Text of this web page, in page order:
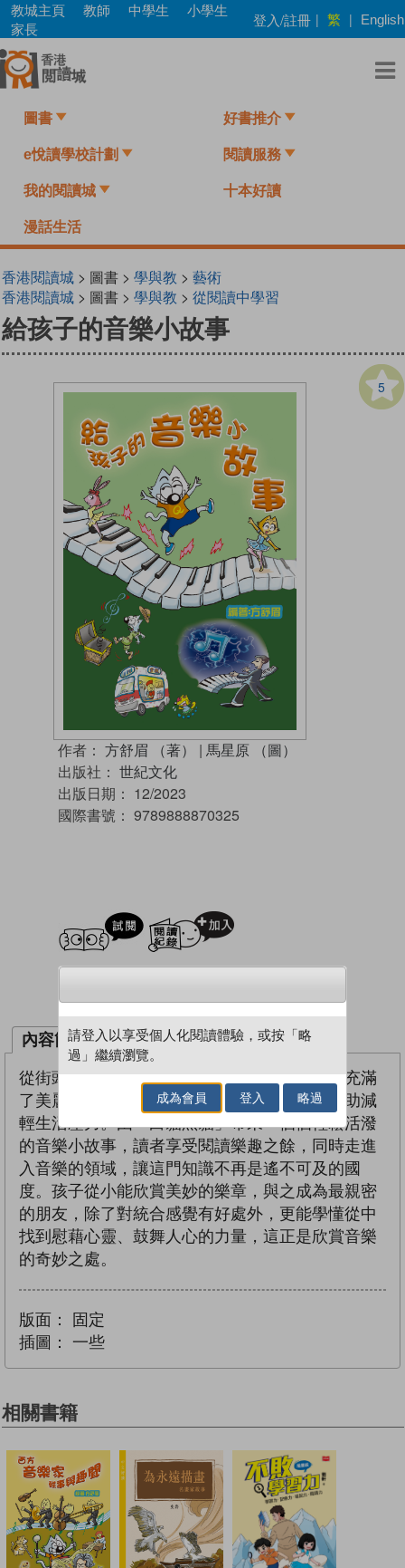
Skip
main
content
教城主頁 教師 中學生
小學生
家長
登入/註冊 | 繁 | English
圖書 好書推介
e悅讀學校計劃 閱讀服務
我的閱讀城 十本好讀
漫話生活
香港閱讀城> 圖書 > 學與教 > 藝術
香港閱讀城> 圖書 > 學與教 > 從閱讀中學習
給孩子的音樂小故事
5
作者： 方舒眉 （著） | 馬星原 （圖）
出版社： 世紀文化
出版日期： 12/2023
國際書號： 9789888870325
試閲
內容簡介 作者簡介
從街頭、學校、家庭……我們的生活裡從來都充滿
了美麗的音樂，音樂之美既能怡情悅性，也有助減
輕生活壓力。由「白貓黑貓」帶來一個個輕鬆活潑
的音樂小故事，讀者享受閱讀樂趣之餘，同時走進
入音樂的領域，讓這門知識不再是遙不可及的國
度。孩子從小能欣賞美妙的樂章，與之成為最親密
的朋友，除了對統合感覺有好處外，更能學懂從中
找到慰藉心靈、鼓舞人心的力量，這正是欣賞音樂
的奇妙之處。
版面：
固定
插圖：
一些
相關書籍
請登入以享受個人化閱讀體驗，或按「略
過」繼續瀏覽。
成為會員 登入 略過